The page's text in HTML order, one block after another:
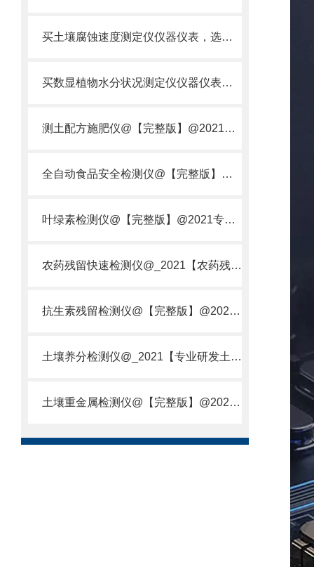
买土壤腐蚀速度测定仪仪器仪表，选【云唐新款】土壤腐蚀速度测定仪
买数显植物水分状况测定仪仪器仪表，就来山东云唐精品货源
测土配方施肥仪@【完整版】@2021专业测土配方施肥仪器仪表
全自动食品安全检测仪@【完整版】@2021专业全自动食品检测仪器仪表
叶绿素检测仪@【完整版】@2021专业叶绿素检测仪器仪表
农药残留快速检测仪@_2021【农药残留检测仪器仪表DE原理】
抗生素残留检测仪@【完整版】@2021专业抗生素残留检测仪器仪表
土壤养分检测仪@_2021【专业研发土壤养分快速检测仪器仪表厂】
土壤重金属检测仪@【完整版】@2021专业土壤重金属快速检测仪器仪表